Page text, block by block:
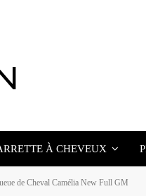
À CHEVEUX
de Cheval Camélia New Full GM